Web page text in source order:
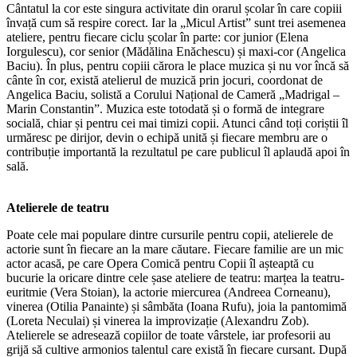
Cântatul la cor este singura activitate din orarul școlar în care copiii
învață cum să respire corect. Iar la „Micul Artist” sunt trei asemenea
ateliere, pentru fiecare ciclu școlar în parte: cor junior (Elena
Iorgulescu), cor senior (Mădălina Enăchescu) și maxi-cor (Angelica
Baciu). În plus, pentru copiii cărora le place muzica și nu vor încă să
cânte în cor, există atelierul de muzică prin jocuri, coordonat de
Angelica Baciu, solistă a Corului Național de Cameră „Madrigal –
Marin Constantin”. Muzica este totodată și o formă de integrare
socială, chiar și pentru cei mai timizi copii. Atunci când toți coriștii îl
urmăresc pe dirijor, devin o echipă unită și fiecare membru are o
contribuție importantă la rezultatul pe care publicul îl aplaudă apoi în
sală.
Atelierele de teatru
Poate cele mai populare dintre cursurile pentru copii, atelierele de
actorie sunt în fiecare an la mare căutare. Fiecare familie are un mic
actor acasă, pe care Opera Comică pentru Copii îl așteaptă cu
bucurie la oricare dintre cele șase ateliere de teatru: marțea la teatru-
euritmie (Vera Stoian), la actorie miercurea (Andreea Corneanu),
vinerea (Otilia Panainte) și sâmbăta (Ioana Rufu), joia la pantomimă
(Loreta Neculai) și vinerea la improvizație (Alexandru Zob).
Atelierele se adresează copiilor de toate vârstele, iar profesorii au
grijă să cultive armonios talentul care există în fiecare cursant. După